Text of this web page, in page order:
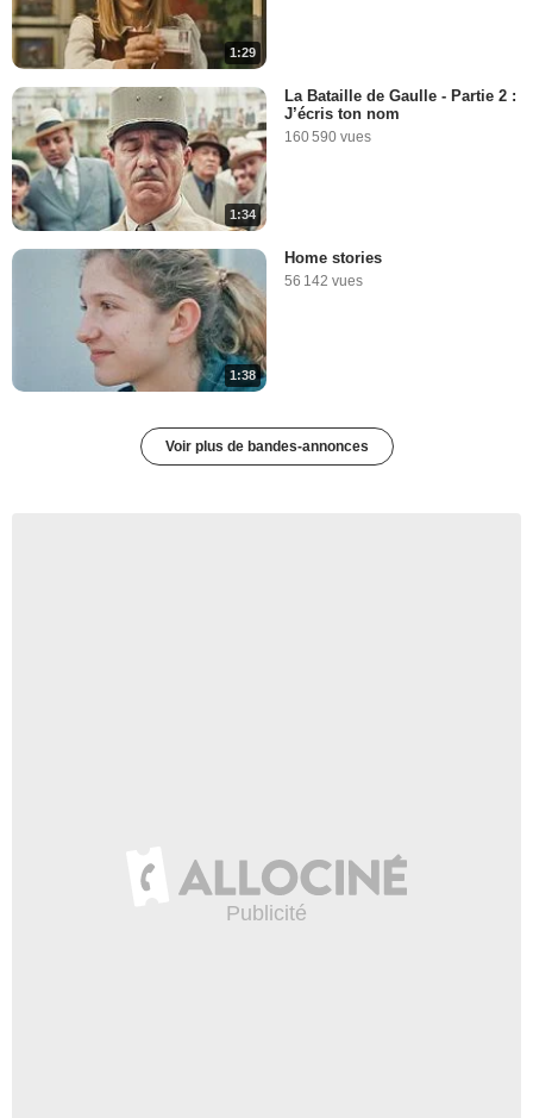
1:29
1:34
La Bataille de Gaulle - Partie 2 :
J’écris ton nom
160 590 vues
1:38
Home stories
56 142 vues
Voir plus de bandes-annonces